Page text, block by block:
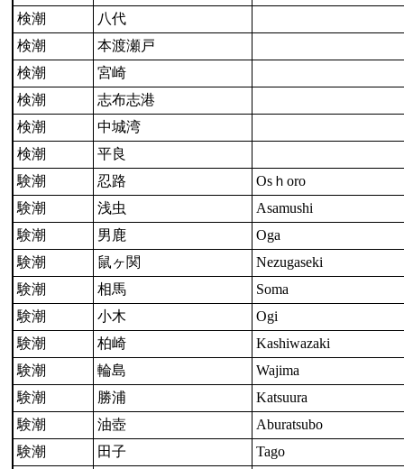
検潮
八代
検潮
本渡瀬戸
検潮
宮崎
検潮
志布志港
検潮
中城湾
検潮
平良
験潮
忍路
Osｈoro
験潮
浅虫
Asamushi
験潮
男鹿
Oga
験潮
鼠ヶ関
Nezugaseki
験潮
相馬
Soma
験潮
小木
Ogi
験潮
柏崎
Kashiwazaki
験潮
輪島
Wajima
験潮
勝浦
Katsuura
験潮
油壺
Aburatsubo
験潮
田子
Tago